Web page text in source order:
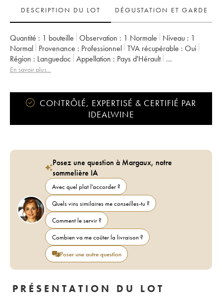
DESCRIPTION DU LOT
DÉGUSTATION ET GARDE
Quantité : 1 bouteille Observation : 1 Normale Niveau : 1
Normal
Provenance : professionnel TVA récupérable :
oui
Région : Languedoc Appellation : Pays d'Hérault
Propriétaire :
En savoir plus...
CONTRÔLÉ, EXPERTISÉ & CERTIFIÉ PAR
IDEALWINE
Posez une question à Margaux, notre
sommelière IA
Avec quel plat l'accorder ?
Quels vins similaires me conseilles-tu ?
Comment le servir ?
Combien va me coûter la livraison ?
Poser une autre question
PRÉSENTATION DU LOT